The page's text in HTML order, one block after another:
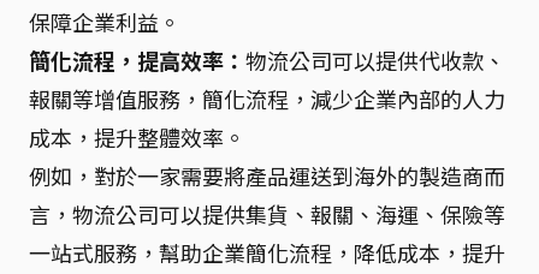
保障企業利益。
簡化流程，提高效率： 物流公司可以提供代收款、
報關等增值服務，簡化流程，減少企業內部的人力
成本，提升整體效率。
例如，對於一家需要將產品運送到海外的製造商而
言，物流公司可以提供集貨、報關、海運、保險等
一站式服務，幫助企業簡化流程，降低成本，提升